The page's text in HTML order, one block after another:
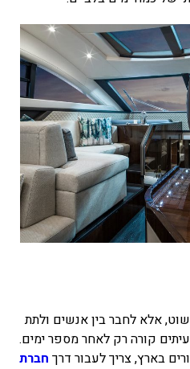
אלא לחבר בין אנשים ולתת
קורה רק לאחר מספר ימים.
בארץ, צריך לעבור דרך חברת